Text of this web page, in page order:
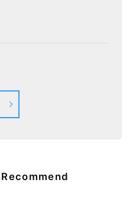
Recommend